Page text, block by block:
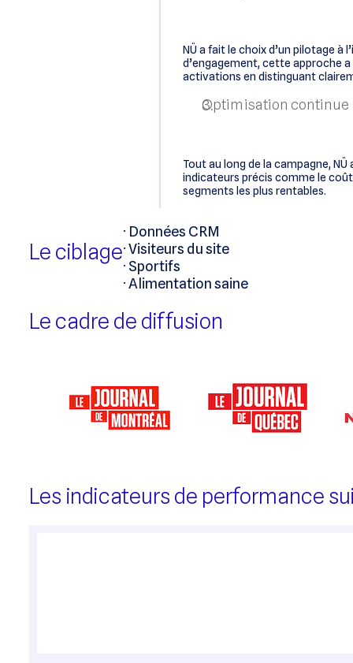
NÜ a fait le choix d’un pilotage à
d’engagement, cette approche
activations en distinguant
Optimisation continue
Tout au long de la campagne,
indicateurs précis comme le
segments les plus rentables.
Le ciblage
· Données CRM
· Visiteurs du site
· Sportifs
· Alimentation saine
Le cadre de diffusion
Les indicateurs de performance